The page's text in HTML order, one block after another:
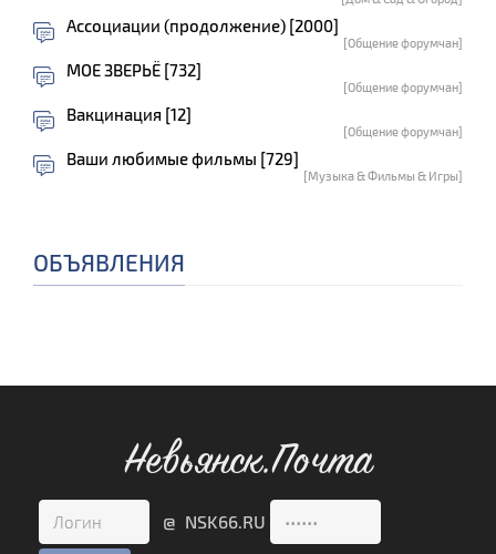
Ассоциации (продолжение) [2000]
[Общение форумчан]
МОЕ ЗВЕРЬЁ [732]
[Общение форумчан]
Вакцинация [12]
[Общение форумчан]
Ваши любимые фильмы [729]
[Музыка & Фильмы & Игры]
ОБЪЯВЛЕНИЯ
Невьянск.Почта
@ NSK66.RU